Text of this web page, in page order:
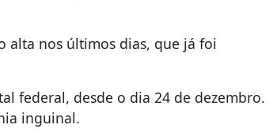
alta nos últimos dias, que já foi
federal, desde o dia 24 de dezembro.
inguinal.